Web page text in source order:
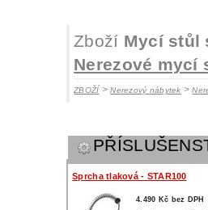
Zboží Mycí stůl
Nerezové mycí
ZBOŽÍ>Nerezový nábytek >
Sprcha tlaková - STAR100
4.490 Kč bez DPH